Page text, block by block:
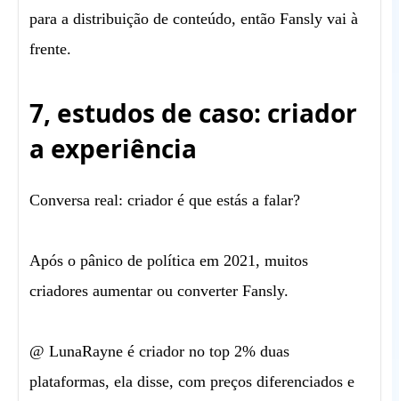
para a distribuição de conteúdo, então Fansly vai à
frente.
7, estudos de caso: criador
a experiência
Conversa real: criador é que estás a falar?
Após o pânico de política em 2021, muitos
criadores aumentar ou converter Fansly.
@ LunaRayne é criador no top 2% duas
plataformas, ela disse, com preços diferenciados e